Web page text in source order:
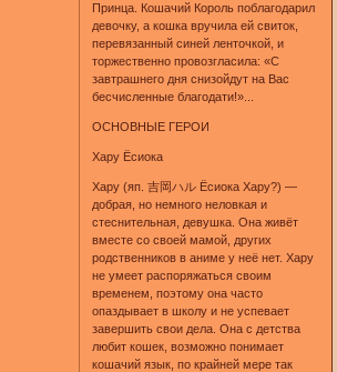
Принца. Кошачий Король поблагодарил
девочку, а кошка вручила ей свиток,
перевязанный синей ленточкой, и
торжественно провозгласила: «С
завтрашнего дня снизойдут на Вас
бесчисленные благодати!»...
ОСНОВНЫЕ ГЕРОИ
Хару Ёсиока
Хару (яп. 吉岡ハル Ёсиока Хару?) —
добрая, но немного неловкая и
стеснительная, девушка. Она живёт
вместе со своей мамой, других
родственников в аниме у неё нет. Хару
не умеет распоряжаться своим
временем, поэтому она часто
опаздывает в школу и не успевает
завершить свои дела. Она с детства
любит кошек, возможно понимает
кошачий язык, по крайней мере так